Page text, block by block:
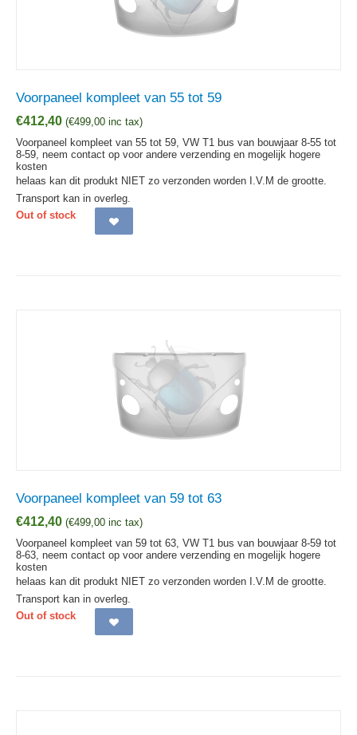
Voorpaneel kompleet van 55 tot 59
€412,40 (€499,00 inc tax)
Voorpaneel kompleet van 55 tot 59, VW T1 bus van bouwjaar 8-55 tot
8-59, neem contact op voor andere verzending en mogelijk hogere
kosten
helaas kan dit produkt NIET zo verzonden worden I.V.M de grootte.
Transport kan in overleg.
Out of stock
Voorpaneel kompleet van 59 tot 63
€412,40 (€499,00 inc tax)
Voorpaneel kompleet van 59 tot 63, VW T1 bus van bouwjaar 8-59 tot
8-63, neem contact op voor andere verzending en mogelijk hogere
kosten
helaas kan dit produkt NIET zo verzonden worden I.V.M de grootte.
Transport kan in overleg.
Out of stock